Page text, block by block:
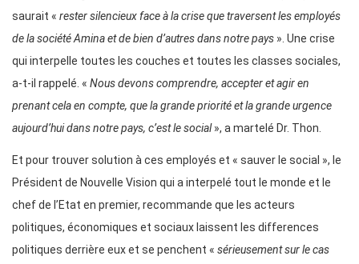
saurait « rester silencieux face à la crise que traversent les employés
de la société Amina et de bien d’autres dans notre pays ». Une crise
qui interpelle toutes les couches et toutes les classes sociales,
a-t-il rappelé. « Nous devons comprendre, accepter et agir en
prenant cela en compte, que la grande priorité et la grande urgence
aujourd’hui dans notre pays, c’est le social», a martelé Dr. Thon.
Et pour trouver solution à ces employés et « sauver le social », le
Président de Nouvelle Vision qui a interpelé tout le monde et le
chef de l’Etat en premier, recommande que les acteurs
politiques, économiques et sociaux laissent les differences
politiques derrière eux et se penchent « sérieusement sur le cas